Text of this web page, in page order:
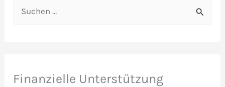
e
Finanzielle Unterstützung